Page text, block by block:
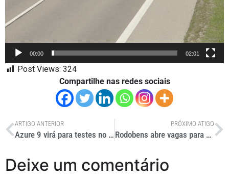
00:00 02:01
Post Views: 324
Compartilhe nas redes sociais
ARTIGO ANTERIOR
Azure 9 virá para testes no Brasil ainda em 2023
PRÓXIMO ATIGO
Rodobens abre vagas para projeto de capacitação gratuita
Deixe um comentário